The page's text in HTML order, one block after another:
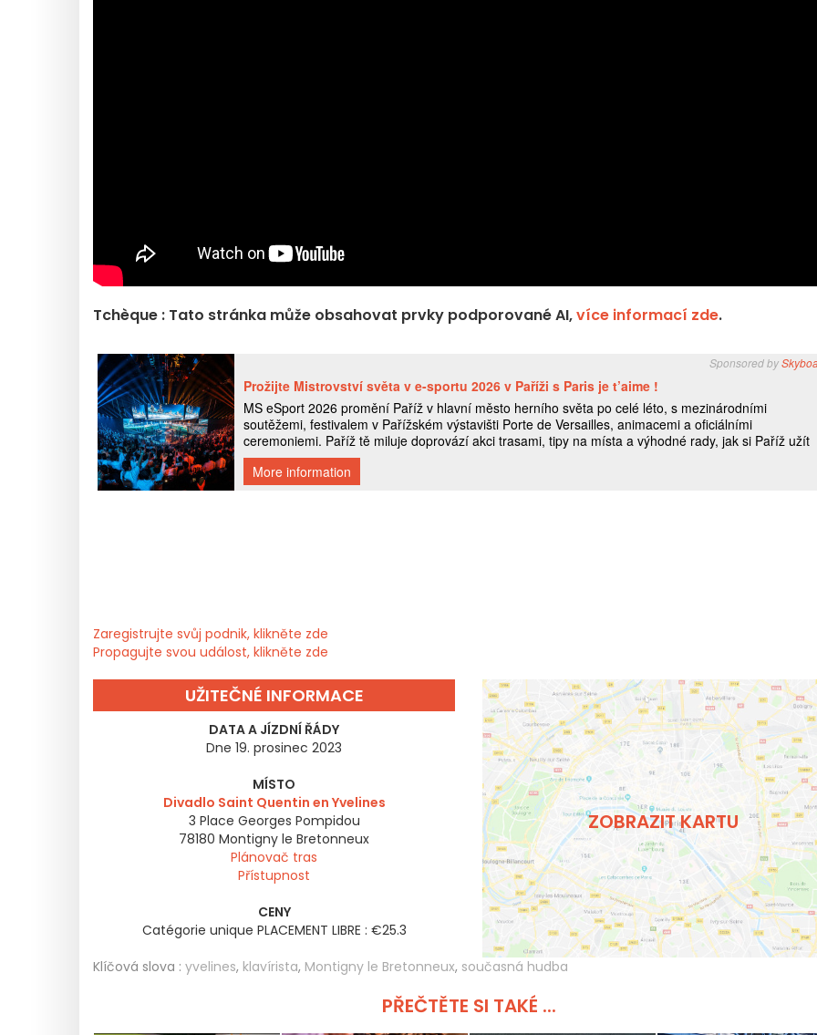
Tchèque : Tato stránka může obsahovat prvky podporované AI,více informací zde.
Zaregistrujte svůj podnik, klikněte zde
Propagujte svou událost, klikněte zde
UŽITEČNÉ INFORMACE
DATA A JÍZDNÍ ŘÁDY
Dne 19. prosinec 2023
MÍSTO
Divadlo Saint Quentin en Yvelines
3 Place Georges Pompidou
78180 Montigny le Bretonneux
Plánovač tras
Přístupnost
CENY
Catégorie unique PLACEMENT LIBRE : €25.3
ZOBRAZIT KARTU
Klíčová slova : yvelines, klavírista, Montigny le Bretonneux, současná hudba
PŘEČTĚTE SI TAKÉ ...